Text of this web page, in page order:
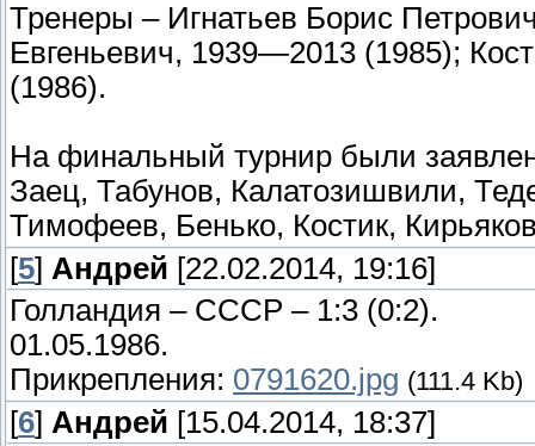
Тренеры – Игнатьев Борис
Евгеньевич, 1939—2013 (1985);
(1986).
На финальный турнир были
Заец, Табунов, Калатозишвили,
Тимофеев, Бенько, Костик,
[5] Андрей [22.02.2014, 19:16]
Голландия – СССР – 1:3 (0:2).
01.05.1986.
Прикрепления: 0791620.jpg (111.4 Kb)
[6] Андрей [15.04.2014, 18:37]